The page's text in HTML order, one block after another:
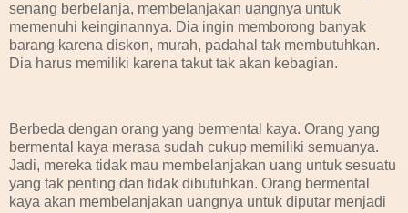
senang berbelanja, membelanjakan uangnya untuk
memenuhi keinginannya. Dia ingin memborong banyak
barang karena diskon, murah, padahal tak membutuhkan.
Dia harus memiliki karena takut tak akan kebagian.
Berbeda dengan orang yang bermental kaya. Orang yang
bermental kaya merasa sudah cukup memiliki semuanya.
Jadi, mereka tidak mau membelanjakan uang untuk sesuatu
yang tak penting dan tidak dibutuhkan. Orang bermental
kaya akan membelanjakan uangnya untuk diputar menjadi